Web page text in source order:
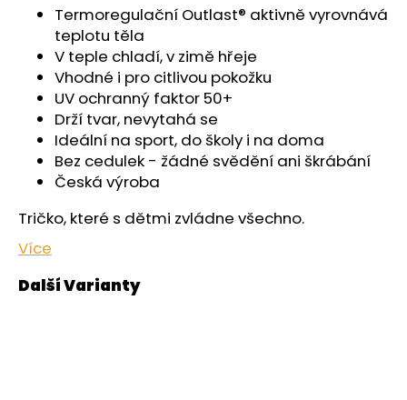
Termoregulační Outlast® aktivně vyrovnává
teplotu těla
V teple chladí, v zimě hřeje
Vhodné i pro citlivou pokožku
UV ochranný faktor 50+
Drží tvar, nevytahá se
Ideální na sport, do školy i na doma
Bez cedulek - žádné svědění ani škrábání
Česká výroba
Tričko, které s dětmi zvládne všechno.
Více
KALHOTKY
TENKÉ
DO
OUTLAST®
ČERNÁ
439
Kč